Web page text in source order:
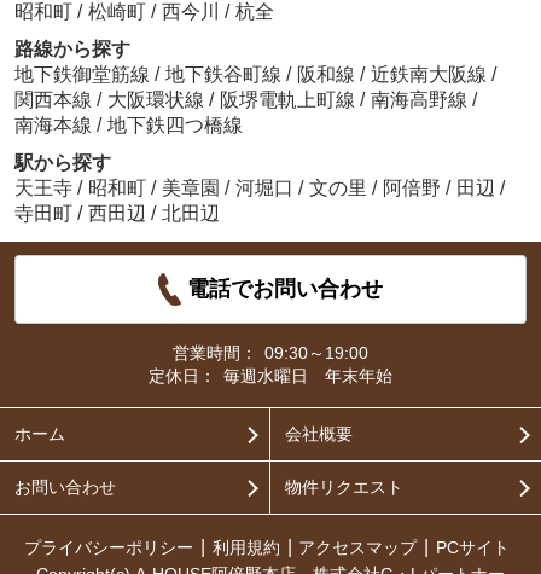
昭和町 / 松崎町 / 西今川 / 杭全
路線から探す
地下鉄御堂筋線 / 地下鉄谷町線 / 阪和線 / 近鉄南大阪線 /
関西本線 / 大阪環状線 / 阪堺電軌上町線 / 南海高野線 /
南海本線 / 地下鉄四つ橋線
駅から探す
天王寺 / 昭和町 / 美章園 / 河堀口 / 文の里 / 阿倍野 / 田辺 /
寺田町 / 西田辺 / 北田辺
電話でお問い合わせ
営業時間：
09:30～19:00
定休日：
毎週水曜日 年末年始
ホーム 会社概要
お問い合わせ 物件リクエスト
プライバシーポリシー 利用規約 アクセスマップ
PCサイト